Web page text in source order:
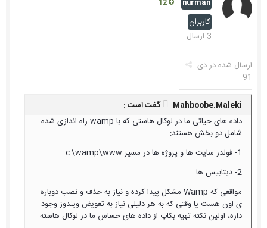
کاربران
3 ارسال
ارسال شده دردی
91
Mahboobe.Maleki گفت است :
داده های حیاتی ما در لوکال هاستی که با wamp راه اندازی شده
شامل دو بخش هستند:
1- فولدر سایت ها و پروژه ها در مسیر c:\wamp\www
2- دیتابیس ها
مواقعی که Wamp مشکل پیدا کرده و نیاز به حذف و نصب دوباره
ی اون هست یا وقتی که به هر دلیلی نیاز به تعویض ویندوز وجود
داره، اولین نکته تهیه بکاپ از داده های حساس ما در لوکال هاسته.